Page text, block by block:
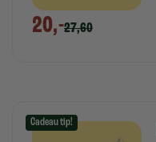
20,-27,60
Cadeau tip!